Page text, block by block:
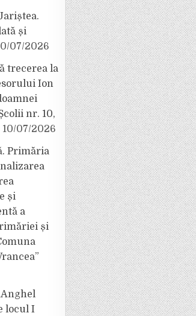
și
07/2026
trecerea la
Ion
nr. 10,
10/07/2026
Primăria
și
a
și
locul I